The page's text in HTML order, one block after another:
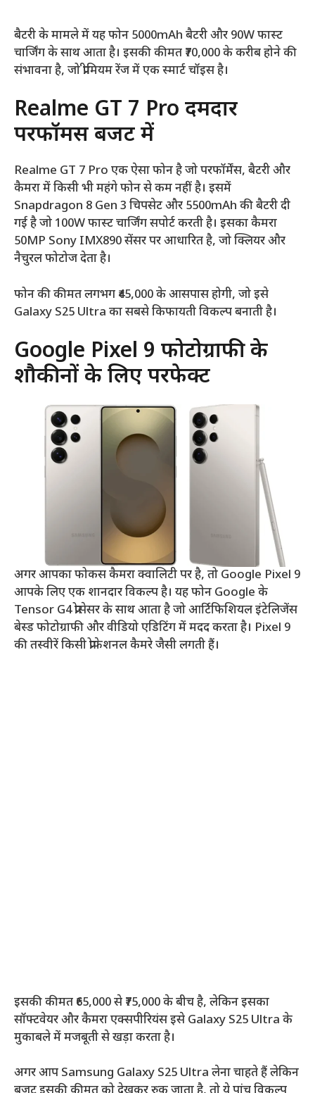
बैटरी के मामले में यह फोन 5000mAh बैटरी और 90W फास्ट
चार्जिंग के साथ आता है। इसकी कीमत ₹70,000 के करीब होने की
संभावना है, जो प्रीमियम रेंज में एक स्मार्ट चॉइस है।
Realme GT 7 Pro दमदार
परफॉर्मेंस बजट में
Realme GT 7 Pro एक ऐसा फोन है जो परफॉर्मेंस, बैटरी और
कैमरा में किसी भी महंगे फोन से कम नहीं है। इसमें
Snapdragon 8 Gen 3 चिपसेट और 5500mAh की बैटरी दी
गई है जो 100W फास्ट चार्जिंग सपोर्ट करती है। इसका कैमरा
50MP Sony IMX890 सेंसर पर आधारित है, जो क्लियर और
नैचुरल फोटोज देता है।
फोन की कीमत लगभग ₹45,000 के आसपास होगी, जो इसे
Galaxy S25 Ultra का सबसे किफायती विकल्प बनाती है।
Google Pixel 9 फोटोग्राफी के
शौकीनों के लिए परफेक्ट
अगर आपका फोकस कैमरा क्वालिटी पर है, तो Google Pixel 9
आपके लिए एक शानदार विकल्प है। यह फोन Google के
Tensor G4 प्रोसेसर के साथ आता है जो आर्टिफिशियल इंटेलिजेंस
बेस्ड फोटोग्राफी और वीडियो एडिटिंग में मदद करता है। Pixel 9
की तस्वीरें किसी प्रोफेशनल कैमरे जैसी लगती हैं।
इसकी कीमत ₹65,000 से ₹75,000 के बीच है, लेकिन इसका
सॉफ्टवेयर और कैमरा एक्सपीरियंस इसे Galaxy S25 Ultra के
मुकाबले में मजबूती से खड़ा करता है।
अगर आप Samsung Galaxy S25 Ultra लेना चाहते हैं लेकिन